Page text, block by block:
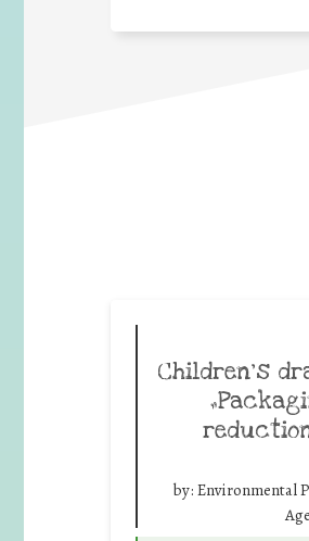
Children‘s
by: Environmental